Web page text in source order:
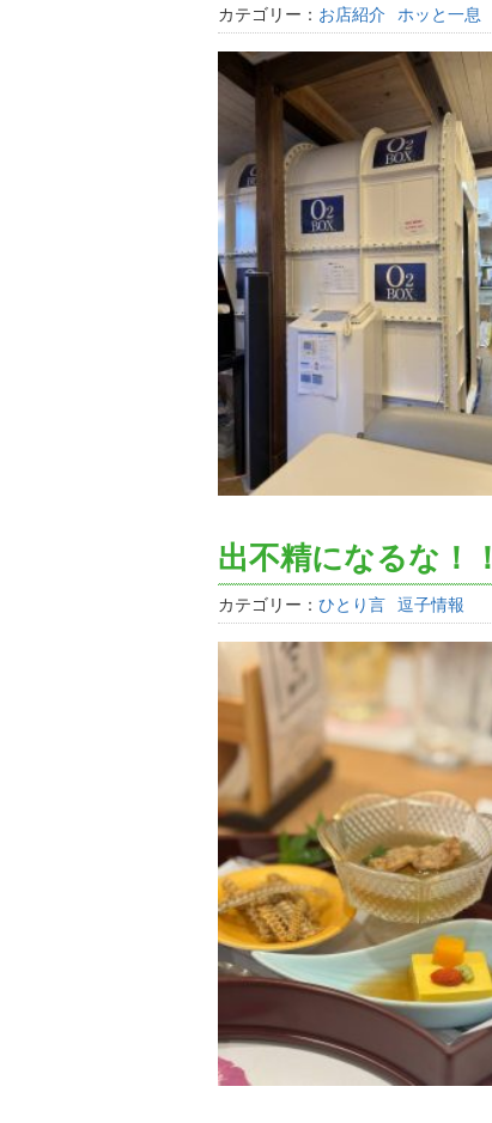
カテゴリー： お店紹介 ホッと一息
出不精になるな！！
カテゴリー： ひとり言 逗子情報